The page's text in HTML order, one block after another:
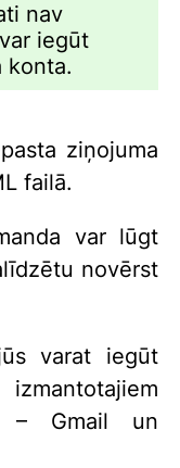
nav
iegūt
konta.
ziņojuma
failā.
var lūgt
novērst
varat iegūt
– Gmail un